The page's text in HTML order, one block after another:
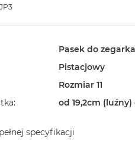
Pasek do zegarka
Pistacjowy
Rozmiar 11
od 19,2cm
specyfikacji